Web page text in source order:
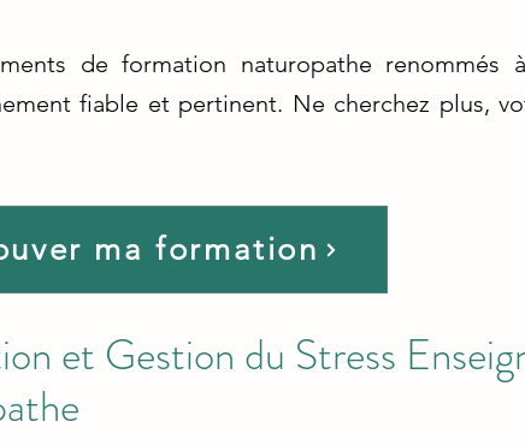
de formation naturopathe renommés
fiable et pertinent. Ne cherchez plus,
ma formation
et Gestion du Stress